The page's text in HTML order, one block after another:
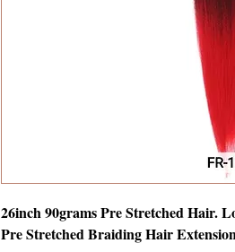
26inch 90grams Pre Stretched Hair.
Pre Stretched Braiding Hair